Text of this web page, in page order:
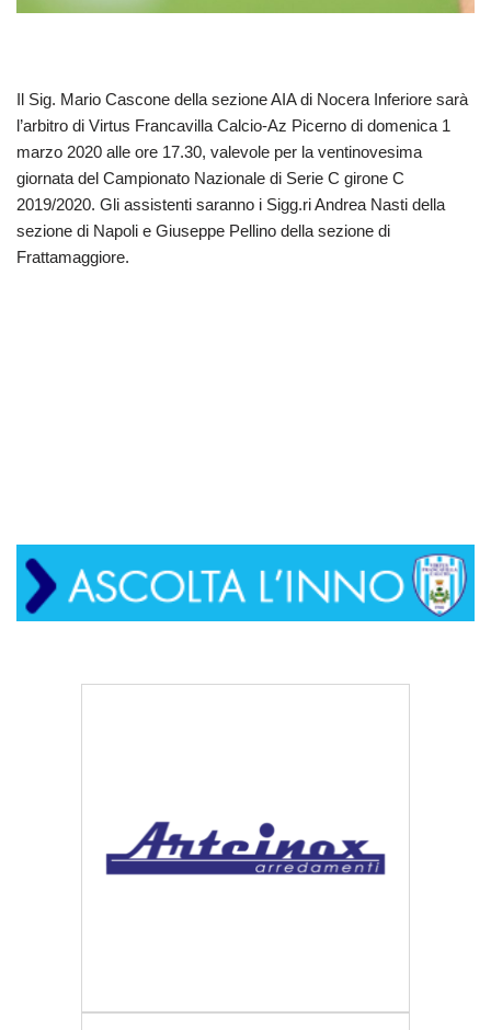
Il Sig. Mario Cascone della sezione AIA di Nocera Inferiore sarà
l’arbitro di Virtus Francavilla Calcio-Az Picerno di domenica 1
marzo 2020 alle ore 17.30, valevole per la ventinovesima
giornata del Campionato Nazionale di Serie C girone C
2019/2020. Gli assistenti saranno i Sigg.ri Andrea Nasti della
sezione di Napoli e Giuseppe Pellino della sezione di
Frattamaggiore.